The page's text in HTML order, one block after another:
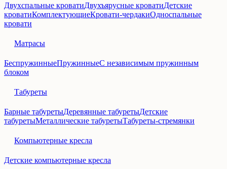
Двухспальные кроватиДвухъярусные кроватиДетские
кроватиКомплектующиеКровати-чердакиОдноспальные
кровати
Матрасы
БеспружинныеПружинныеС независимым пружинным
блоком
Табуреты
Барные табуретыДеревянные табуретыДетские
табуретыМеталлические табуретыТабуреты-стремянки
Компьютерные кресла
Детские компьютерные кресла